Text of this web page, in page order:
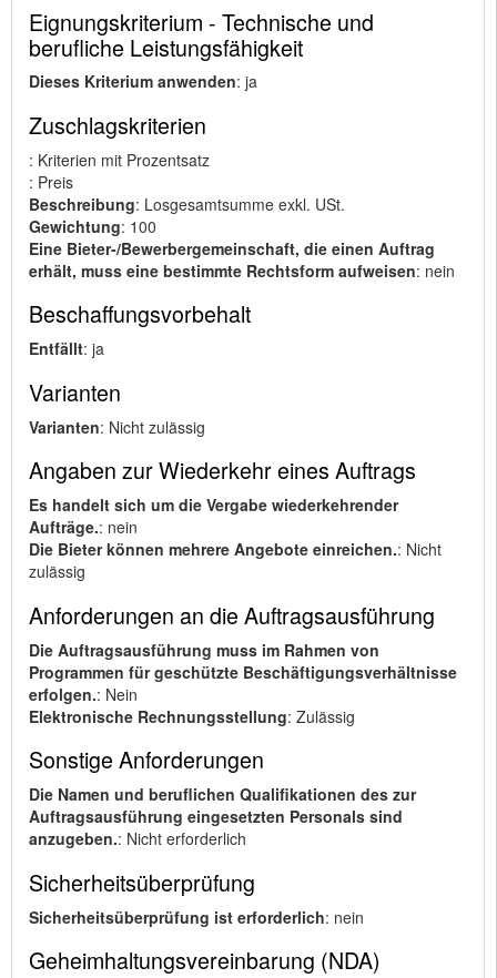
Eignungskriterium - Technische und
berufliche Leistungsfähigkeit
Dieses Kriterium anwenden: ja
Zuschlagskriterien
: Kriterien mit Prozentsatz
: Preis
Beschreibung: Losgesamtsumme exkl. USt.
Gewichtung: 100
Eine Bieter-/Bewerbergemeinschaft, die einen Auftrag
erhält, muss eine bestimmte Rechtsform aufweisen: nein
Beschaffungsvorbehalt
Entfällt: ja
Varianten
Varianten: Nicht zulässig
Angaben zur Wiederkehr eines Auftrags
Es handelt sich um die Vergabe wiederkehrender
Aufträge.: nein
Die Bieter können mehrere Angebote einreichen.: Nicht
zulässig
Anforderungen an die Auftragsausführung
Die Auftragsausführung muss im Rahmen von
Programmen für geschützte Beschäftigungsverhältnisse
erfolgen.: Nein
Elektronische Rechnungsstellung: Zulässig
Sonstige Anforderungen
Die Namen und beruflichen Qualifikationen des zur
Auftragsausführung eingesetzten Personals sind
anzugeben.: Nicht erforderlich
Sicherheitsüberprüfung
Sicherheitsüberprüfung ist erforderlich: nein
Geheimhaltungsvereinbarung (NDA)